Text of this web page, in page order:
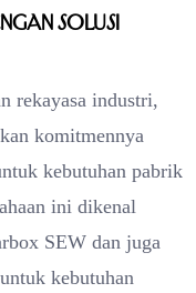
Solusi
rekayasa industri,
komitmennya
kebutuhan pabrik
ini dikenal
SEW dan juga
kebutuhan